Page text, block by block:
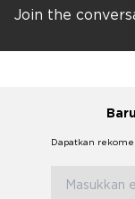
Join the
Dapatkan